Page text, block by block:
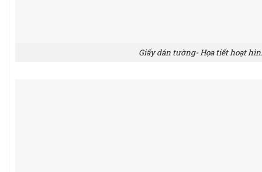
Giấy dán tường- Họa tiết hoạt